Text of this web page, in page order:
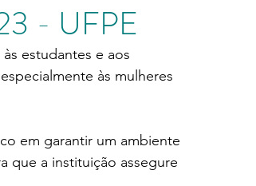
- UFPE
estudantes e aos
às mulheres
em garantir um ambiente
que a instituição assegure